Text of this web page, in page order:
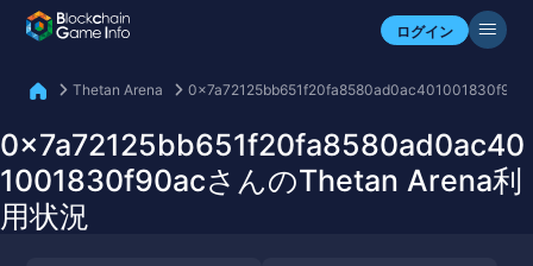
ログイン
自分のアセットを確認
Thetan Arena
0x7a72125bb651f20fa8580ad0ac40
1001830f90acさんのThetan Arena利
用状況